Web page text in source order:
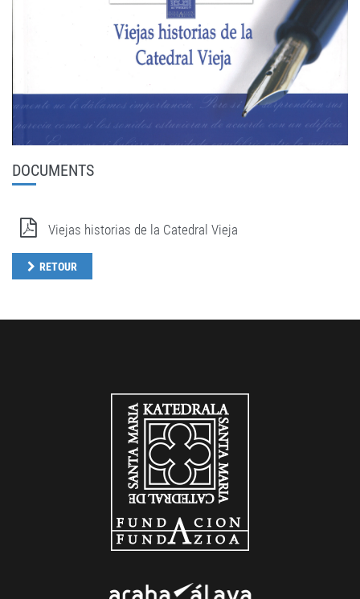
DOCUMENTS
Viejas historias de la Catedral Vieja
RETOUR